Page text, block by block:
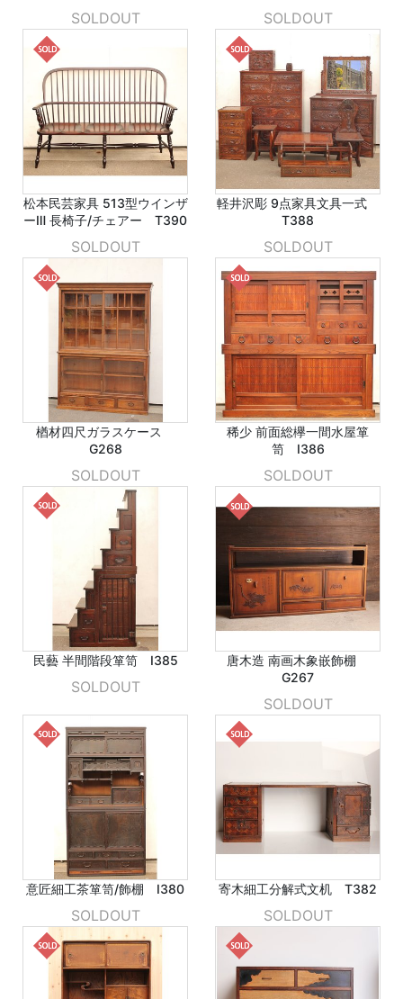
SOLDOUT SOLDOUT
松本民芸家具 513型ウインザ
ーⅢ 長椅子/チェアー T390
SOLDOUT
軽井沢彫 9点家具文具一式
T388
SOLDOUT
楢材四尺ガラスケース
G268
SOLDOUT
稀少 前面総欅一間水屋箪
笥 I386
SOLDOUT
民藝 半間階段箪笥 I385
SOLDOUT
唐木造 南画木象嵌飾棚
G267
SOLDOUT
意匠細工茶箪笥/飾棚 I380
SOLDOUT
寄木細工分解式文机 T382
SOLDOUT